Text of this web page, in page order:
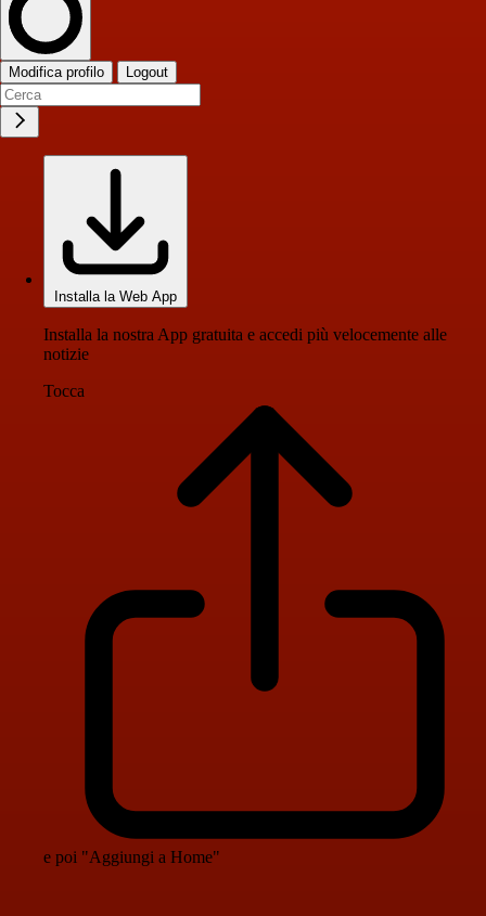
Modifica profilo Logout
Installa la Web App
Installa la nostra App gratuita e accedi più velocemente alle
notizie
Tocca
e poi "Aggiungi a Home"